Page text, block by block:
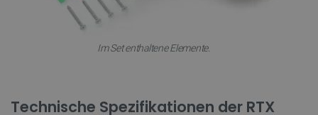
Im Set enthaltene Elemente.
Technische Spezifikationen der RTX